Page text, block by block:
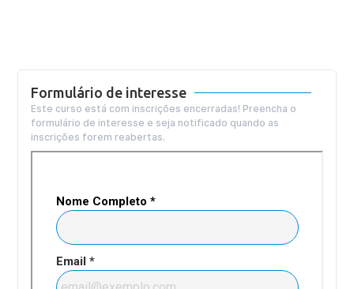
Formulário de interesse
Este curso está com inscrições encerradas! Preencha o
formulário de interesse e seja notificado quando as
inscrições forem reabertas.